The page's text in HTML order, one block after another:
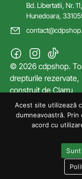
Bd. Libertatii, Nr. 11,
Hunedoara,
© 2026 cdpshop.
drepturile rezervate,
construit de Clarru
Acest site utilizează
dumneavoastră.
acord cu